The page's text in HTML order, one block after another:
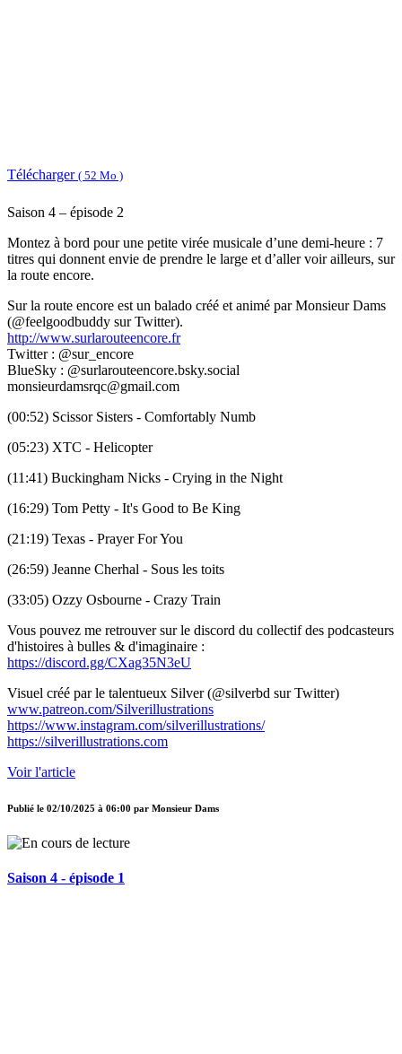
Télécharger ( 52 Mo )
Saison 4 – épisode 2
Montez à bord pour une petite virée musicale d’une demi-heure : 7
titres qui donnent envie de prendre le large et d’aller voir ailleurs, sur
la route encore.
Sur la route encore est un balado créé et animé par Monsieur Dams
(@feelgoodbuddy sur Twitter).
http://www.surlarouteencore.fr
Twitter : @sur_encore
BlueSky : @surlarouteencore.bsky.social
monsieurdamsrqc@gmail.com
(00:52) Scissor Sisters - Comfortably Numb
(05:23) XTC - Helicopter
(11:41) Buckingham Nicks - Crying in the Night
(16:29) Tom Petty - It's Good to Be King
(21:19) Texas - Prayer For You
(26:59) Jeanne Cherhal - Sous les toits
(33:05) Ozzy Osbourne - Crazy Train
Vous pouvez me retrouver sur le discord du collectif des podcasteurs
d'histoires à bulles & d'imaginaire :
https://discord.gg/CXag35N3eU
Visuel créé par le talentueux Silver (@silverbd sur Twitter)
www.patreon.com/Silverillustrations
https://www.instagram.com/silverillustrations/
https://silverillustrations.com
Voir l'article
Publié le 02/10/2025 à 06:00 par Monsieur Dams
Saison 4 - épisode 1